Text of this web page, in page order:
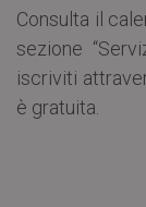
Consulta il
sezione
iscriviti
è gratuita.